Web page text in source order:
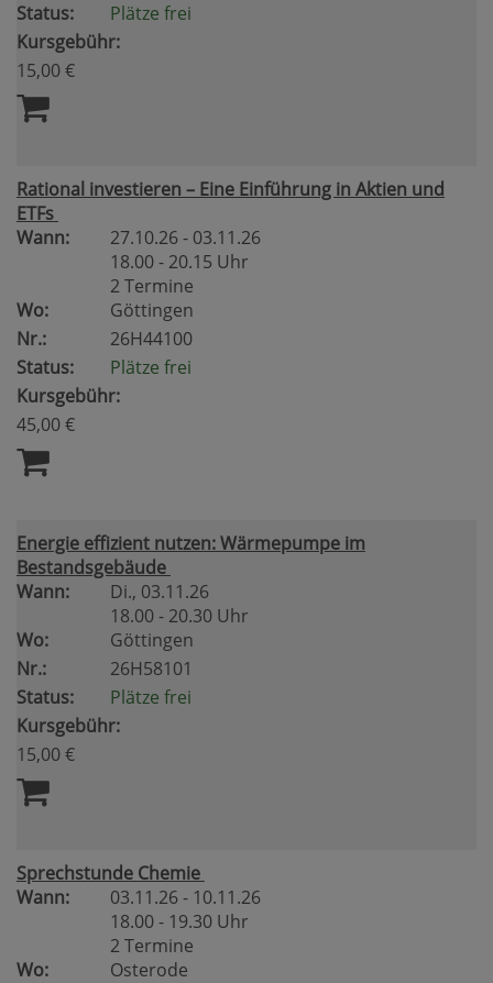
Status:
Plätze frei
Kursgebühr:
15,00 €
Rational investieren – Eine Einführung in Aktien und
ETFs
Wann:
27.10.26 - 03.11.26
18.00 - 20.15 Uhr
2 Termine
Wo:
Göttingen
Nr.:
26H44100
Status:
Plätze frei
Kursgebühr:
45,00 €
Energie effizient nutzen: Wärmepumpe im
Bestandsgebäude
Wann:
Di., 03.11.26
18.00 - 20.30 Uhr
Wo:
Göttingen
Nr.:
26H58101
Status:
Plätze frei
Kursgebühr:
15,00 €
Sprechstunde Chemie
Wann:
03.11.26 - 10.11.26
18.00 - 19.30 Uhr
2 Termine
Wo:
Osterode